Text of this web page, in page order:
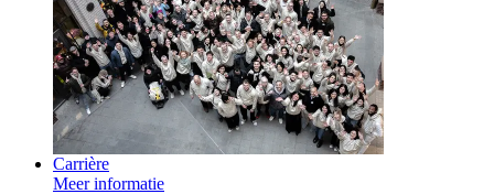
Carrière
Meer informatie